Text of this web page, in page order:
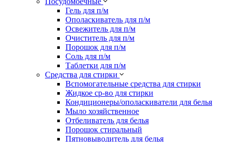
Гель для п/м
Ополаскиватель для п/м
Освежитель для п/м
Очиститель для п/м
Порошок для п/м
Соль для п/м
Таблетки для п/м
Средства для стирки
Вспомогательные средства для стирки
Жидкое ср-во для стирки
Кондиционеры/ополаскиватели для белья
Мыло хозяйственное
Отбеливатель для белья
Порошок стиральный
Пятновыводитель для белья